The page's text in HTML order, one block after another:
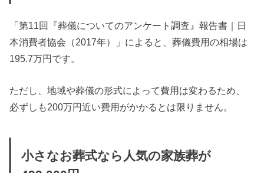
「第11回『葬儀についてのアンケート調査』報告書｜日
本消費者協会（2017年）」によると、葬儀費用の相場は
195.7万円です。
ただし、地域や葬儀の形式によって費用は変わるため、
必ずしも200万円近い費用がかかるとは限りません。
小さなお葬式なら人気の家族葬が